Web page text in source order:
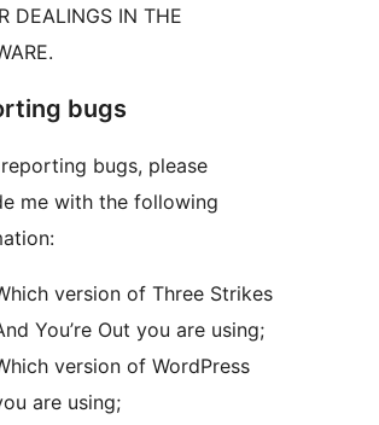
DEALINGS IN THE
bugs
bugs, please
me with the following
version of Three Strikes
You’re Out you are using;
version of WordPress
are using;